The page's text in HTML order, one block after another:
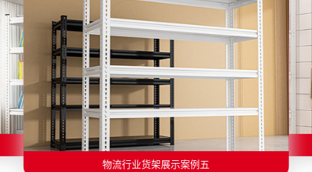
物流行业货架展示案例一
物流行业货架展示案例六
物流行业货架展示案例五
物流行业货架展示案例四
物流行业货架展示案例三
物流行业货架展示案例二